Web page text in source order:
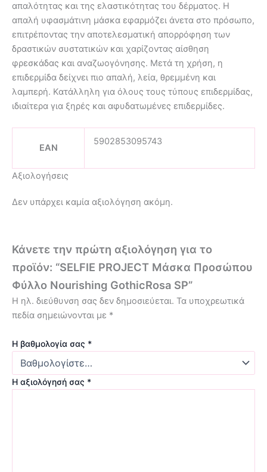
απαλότητας και της ελαστικότητας του δέρματος. Η
απαλή υφασμάτινη μάσκα εφαρμόζει άνετα στο πρόσωπο,
επιτρέποντας την αποτελεσματική απορρόφηση των
δραστικών συστατικών και χαρίζοντας αίσθηση
φρεσκάδας και αναζωογόνησης. Μετά τη χρήση, η
επιδερμίδα δείχνει πιο απαλή, λεία, θρεμμένη και
λαμπερή. Κατάλληλη για όλους τους τύπους επιδερμίδας,
ιδιαίτερα για ξηρές και αφυδατωμένες επιδερμίδες.
EAN
5902853095743
Αξιολογήσεις
Δεν υπάρχει καμία αξιολόγηση ακόμη.
Κάνετε την πρώτη αξιολόγηση για το
προϊόν: “SELFIE PROJECT Μάσκα Προσώπου
Φύλλο Nourishing GothicRosa SP”
Η ηλ. διεύθυνση σας δεν δημοσιεύεται. Τα υποχρεωτικά
πεδία σημειώνονται με *
Η βαθμολογία σας *
Η αξιολόγησή σας *